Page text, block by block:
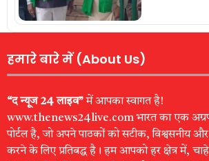
हमारे बारे में (About Us)
“द न्यूज 24 लाइव”में आपका स्वागत है!
www.thenews24live.com भारत का एक
पोर्टल है, जो अपने पाठकों को सटीक, विश्वसनीय और
करने के लिए प्रतिबद्ध है। हम आपको हर क्षेत्र में, चाहे